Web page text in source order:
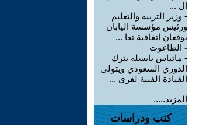
ال ...
- وزير التربية والتعليم
ورئيس مؤسسة اليابان
يوقعان اتفاقية تعا ...
- الطاغوت
- ماتياس يايسله يترك
الدوري السعودي ويتولى
القيادة الفنية لفري ...
المزيد.....
كتب ودراسات